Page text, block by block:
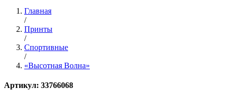
Главная
/
Принты
/
Спортивные
/
«Высотная Волна»
Артикул: 33766068